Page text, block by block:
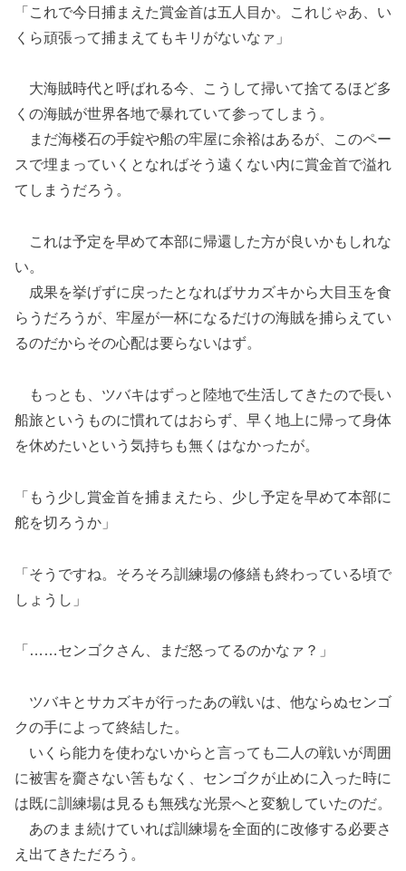
「これで今日捕まえた賞金首は五人目か。これじゃあ、い
くら頑張って捕まえてもキリがないなァ」
大海賊時代と呼ばれる今、こうして掃いて捨てるほど多
くの海賊が世界各地で暴れていて参ってしまう。
まだ海楼石の手錠や船の牢屋に余裕はあるが、このペー
スで埋まっていくとなればそう遠くない内に賞金首で溢れ
てしまうだろう。
これは予定を早めて本部に帰還した方が良いかもしれな
い。
成果を挙げずに戻ったとなればサカズキから大目玉を食
らうだろうが、牢屋が一杯になるだけの海賊を捕らえてい
るのだからその心配は要らないはず。
もっとも、ツバキはずっと陸地で生活してきたので長い
船旅というものに慣れてはおらず、早く地上に帰って身体
を休めたいという気持ちも無くはなかったが。
「もう少し賞金首を捕まえたら、少し予定を早めて本部に
舵を切ろうか」
「そうですね。そろそろ訓練場の修繕も終わっている頃で
しょうし」
「……センゴクさん、まだ怒ってるのかなァ？」
ツバキとサカズキが行ったあの戦いは、他ならぬセンゴ
クの手によって終結した。
いくら能力を使わないからと言っても二人の戦いが周囲
に被害を齎さない筈もなく、センゴクが止めに入った時に
は既に訓練場は見るも無残な光景へと変貌していたのだ。
あのまま続けていれば訓練場を全面的に改修する必要さ
え出てきただろう。